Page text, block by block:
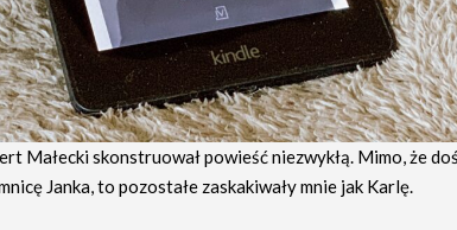
Małecki skonstruował powieść niezwykłą. Mimo, że
Janka, to pozostałe zaskakiwały mnie jak Karlę.